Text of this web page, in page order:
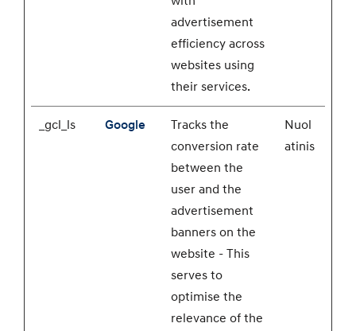
advertisement
efficiency across
websites using
their services.
_gcl_ls Google
Tracks the
conversion rate
between the
user and the
advertisement
banners on the
website - This
serves to
optimise the
relevance of the
Nuol
atinis